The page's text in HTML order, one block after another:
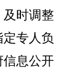
时调整
专人负
信息公开